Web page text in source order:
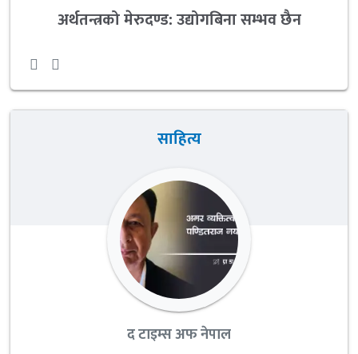
अर्थतन्त्रको मेरुदण्ड: उद्योगबिना सम्भव छैन
साहित्य
द टाइम्स अफ नेपाल